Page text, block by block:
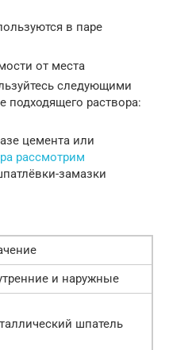
в паре
от места
следующими
подходящего раствора:
цемента или
рассмотрим
замазки
и наружные
шпатель